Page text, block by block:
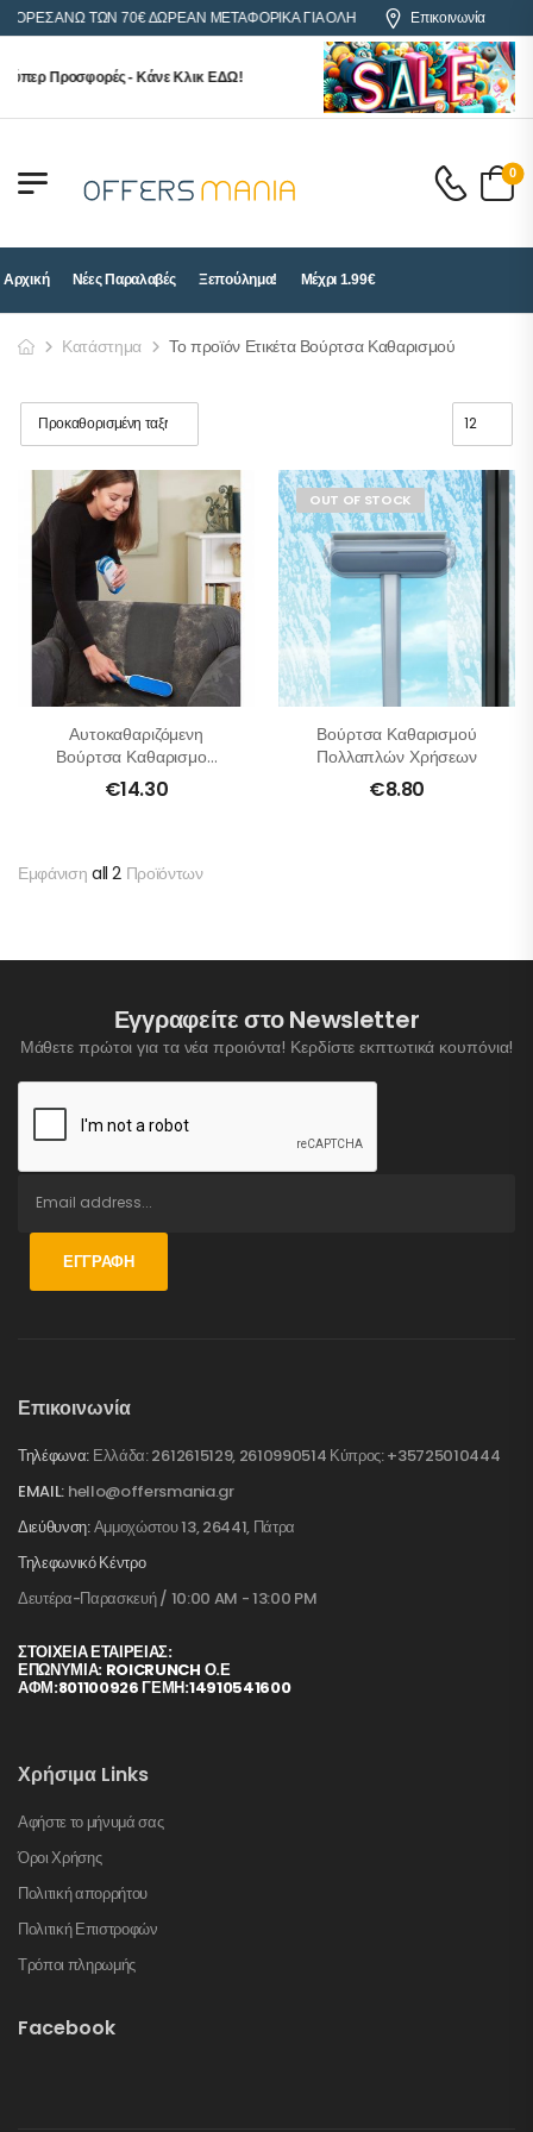
ΑΝΩ ΤΩΝ 70€ ΔΩΡΕΑΝ ΜΕΤΑΦΟΡΙΚΑ ΓΙΑ ΟΛΗ ΤΗΝ ΕΛΛΑΔΑΕπικοινωνία
Προσφορές - Κάνε Κλικ ΕΔΩ!
0
Αρχική Νέες Παραλαβές Ξεπούλημα! Μέχρι 1.99€
Κατάστημα Το προϊόν Ετικέτα Βούρτσα Καθαρισμού
Αυτοκαθαριζόμενη
Βούρτσα Καθαρισμού
Για Τρίχες Κατοικίδιων
€14.30
OUT OF STOCK
Βούρτσα Καθαρισμού
Πολλαπλών Χρήσεων
€8.80
Εμφάνιση all 2 Προϊόντων
Εγγραφείτε στο Newsletter
Μάθετε πρώτοι για τα νέα προιόντα! Κερδίστε εκπτωτικά κουπόνια!
ΕΓΓΡΑΦΉ
Επικοινωνία
Τηλέφωνα: Ελλάδα: 2612615129, 2610990514 Κύπρος: +35725010444
EMAIL: hello@offersmania.gr
Διεύθυνση:Αμμοχώστου 13, 26441, Πάτρα
Τηλεφωνικό Κέντρο
Δευτέρα-Παρασκευή / 10:00 AM - 13:00 PM
ΣΤΟΙΧΕΊΑ ΕΤΑΙΡΕΊΑΣ:
ΕΠΩΝΥΜΙΑ: ROICRUNCH Ο.Ε
ΑΦΜ:801100926 ΓΕΜΗ:14910541600
Χρήσιμα Links
Αφήστε το μήνυμά σας
Όροι Χρήσης
Πολιτική απορρήτου
Πολιτική Επιστροφών
Τρόποι πληρωμής
Facebook